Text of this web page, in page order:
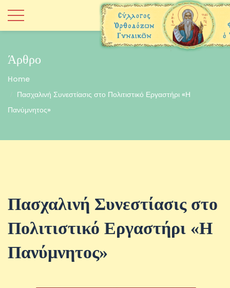
Άρθρο
Home
Πασχαλινή Συνεστίασις στο Πολιτιστικό Εργαστήρι «Η
Πανύμνητος»
Πασχαλινή Συνεστίασις στο
Πολιτιστικό Εργαστήρι «Η
Πανύμνητος»